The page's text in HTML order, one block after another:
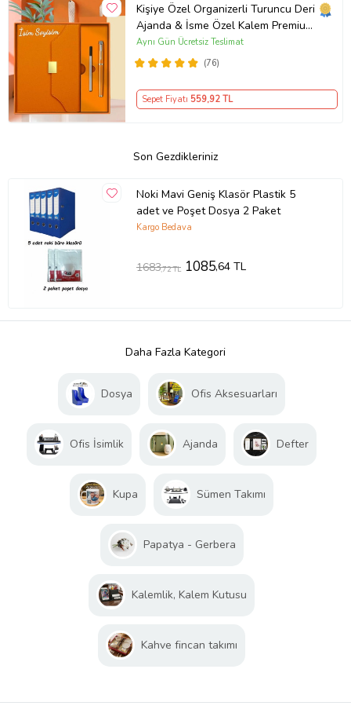
Kişiye Özel Organizerli Turuncu Deri
Ajanda & İsme Özel Kalem Premium
Hediye Seti
(76)
Aynı Gün Ücretsiz Teslimat
Sepet Fiyatı 559,92 TL
Son Gezdikleriniz
Noki Mavi Geniş Klasör Plastik 5
adet ve Poşet Dosya 2 Paket
Kargo Bedava
1683,72 TL 1085,64 TL
Daha Fazla Kategori
Dosya Ofis Aksesuarları
Ofis İsimlik Ajanda Defter
Kupa Sümen Takımı
Papatya - Gerbera
Kalemlik, Kalem Kutusu
Kahve fincan takımı